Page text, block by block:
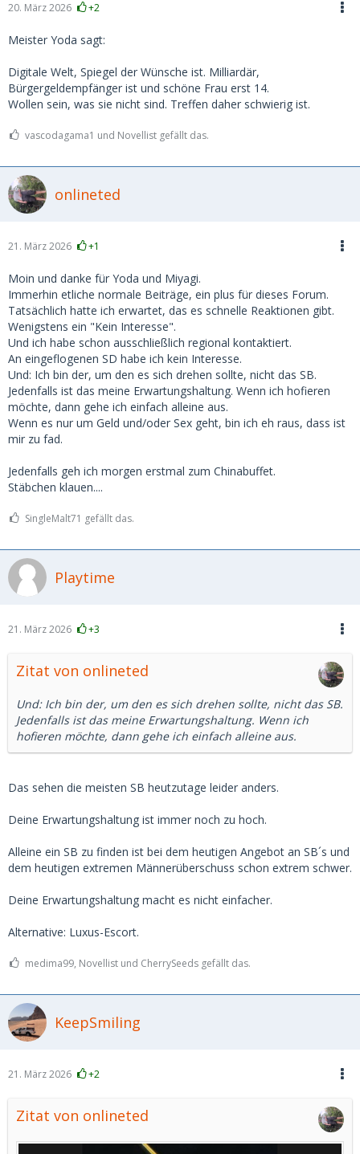
20. März 2026 +2
Meister Yoda sagt:
Digitale Welt, Spiegel der Wünsche ist. Milliardär,
Bürgergeldempfänger ist und schöne Frau erst 14.
Wollen sein, was sie nicht sind. Treffen daher schwierig ist.
vascodagama1 und Novellist gefällt das.
onlineted
21. März 2026 +1
Moin und danke für Yoda und Miyagi.
Immerhin etliche normale Beiträge, ein plus für dieses Forum.
Tatsächlich hatte ich erwartet, das es schnelle Reaktionen gibt.
Wenigstens ein "Kein Interesse".
Und ich habe schon ausschließlich regional kontaktiert.
An eingeflogenen SD habe ich kein Interesse.
Und: Ich bin der, um den es sich drehen sollte, nicht das SB.
Jedenfalls ist das meine Erwartungshaltung. Wenn ich hofieren
möchte, dann gehe ich einfach alleine aus.
Wenn es nur um Geld und/oder Sex geht, bin ich eh raus, dass ist
mir zu fad.
Jedenfalls geh ich morgen erstmal zum Chinabuffet.
Stäbchen klauen....
SingleMalt71 gefällt das.
Playtime
21. März 2026 +3
Zitat von onlineted
Und: Ich bin der, um den es sich drehen sollte, nicht das SB.
Jedenfalls ist das meine Erwartungshaltung. Wenn ich
hofieren möchte, dann gehe ich einfach alleine aus.
Das sehen die meisten SB heutzutage leider anders.
Deine Erwartungshaltung ist immer noch zu hoch.
Alleine ein SB zu finden ist bei dem heutigen Angebot an SB´s und
dem heutigen extremen Männerüberschuss schon extrem schwer.
Deine Erwartungshaltung macht es nicht einfacher.
Alternative: Luxus-Escort.
medima99, Novellist und CherrySeeds gefällt das.
KeepSmiling
21. März 2026 +2
Zitat von onlineted